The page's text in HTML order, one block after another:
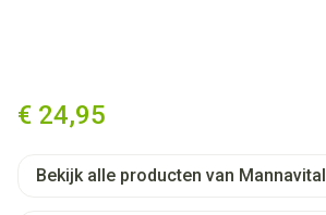
€ 24,95
Bekijk alle producten van Mannavital